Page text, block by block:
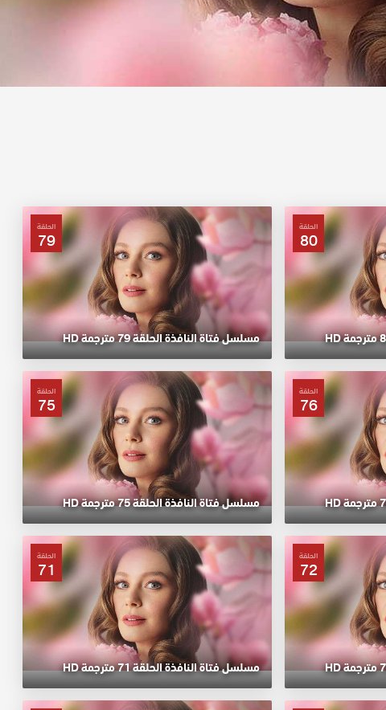
الحلقة
80
الحلقة
79
مسلسل فتاة النافذة الحلقة 79 مترجمة HD
الحلقة
76
الحلقة
75
مسلسل فتاة النافذة الحلقة 75 مترجمة HD
الحلقة
72
الحلقة
71
مسلسل فتاة النافذة الحلقة 71 مترجمة HD